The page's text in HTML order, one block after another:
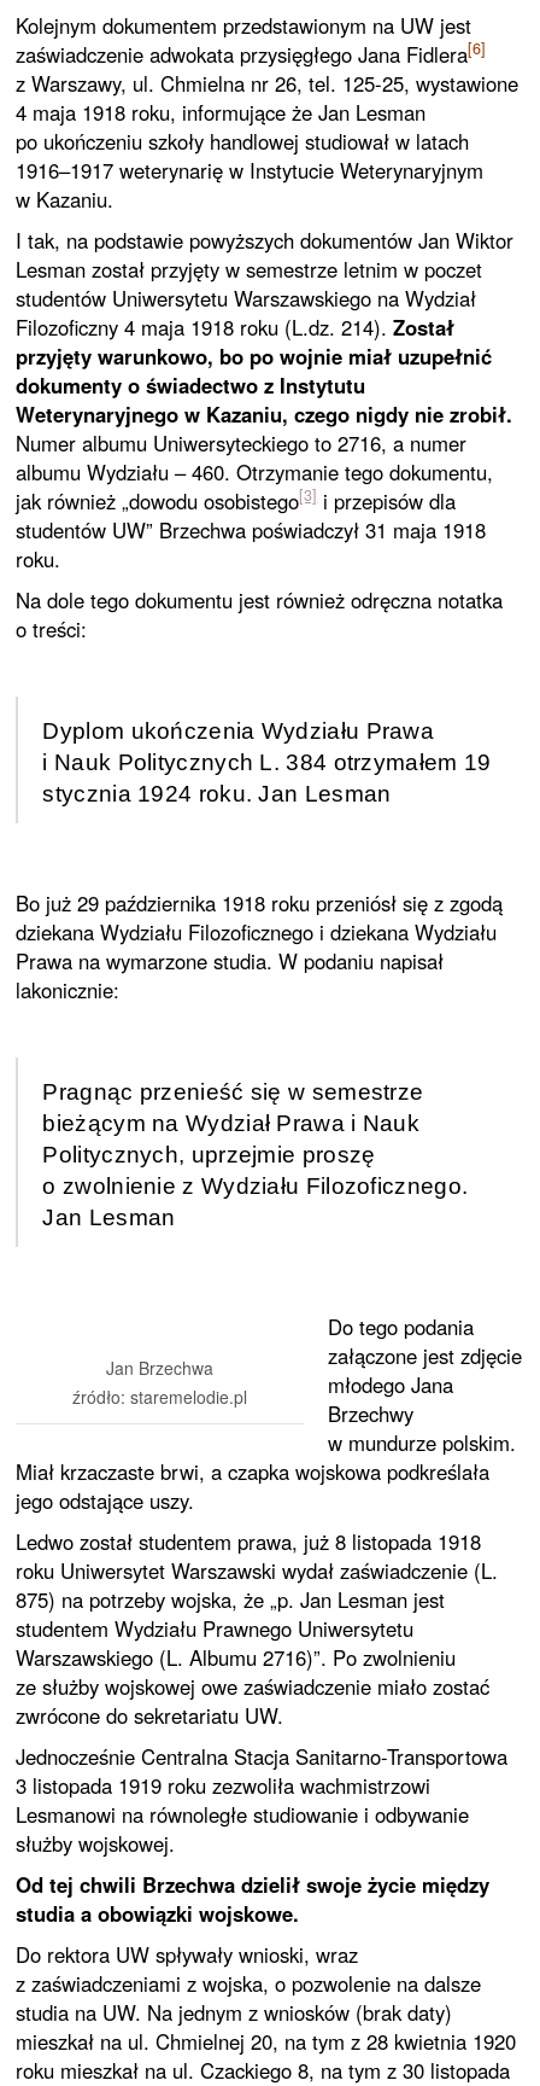
Kolejnym dokumentem przedstawionym na UW jest
zaświadczenie adwokata przysięgłego Jana Fidlera[6]
z Warszawy, ul. Chmielna nr 26, tel. 125-25, wystawione
4 maja 1918 roku, informujące że Jan Lesman
po ukończeniu szkoły handlowej studiował w latach
1916–1917 weterynarię w Instytucie Weterynaryjnym
w Kazaniu.
I tak, na podstawie powyższych dokumentów Jan Wiktor
Lesman został przyjęty w semestrze letnim w poczet
studentów Uniwersytetu Warszawskiego na Wydział
Filozoficzny 4 maja 1918 roku (L.dz. 214).Został
przyjęty warunkowo, bo po wojnie miał uzupełnić
dokumenty o świadectwo z Instytutu
Weterynaryjnego w Kazaniu, czego nigdy nie zrobił.
Numer albumu Uniwersyteckiego to 2716, a numer
albumu Wydziału – 460. Otrzymanie tego dokumentu,
jak również „dowodu osobistego[3]i przepisów dla
studentów UW” Brzechwa poświadczył 31 maja 1918
roku.
Na dole tego dokumentu jest również odręczna notatka
o treści:
Dyplom ukończenia Wydziału Prawa
i Nauk Politycznych L. 384 otrzymałem 19
stycznia 1924 roku. Jan Lesman
Bo już 29 października 1918 roku przeniósł się z zgodą
dziekana Wydziału Filozoficznego i dziekana Wydziału
Prawa na wymarzone studia. W podaniu napisał
lakonicznie:
Pragnąc przenieść się w semestrze
bieżącym na Wydział Prawa i Nauk
Politycznych, uprzejmie proszę
o zwolnienie z Wydziału Filozoficznego.
Jan Lesman
Jan Brzechwa
źródło: staremelodie.pl
Do tego podania
załączone jest zdjęcie
młodego Jana
Brzechwy
w mundurze polskim.
Miał krzaczaste brwi, a czapka wojskowa podkreślała
jego odstające uszy.
Ledwo został studentem prawa, już 8 listopada 1918
roku Uniwersytet Warszawski wydał zaświadczenie (L.
875) na potrzeby wojska, że „p. Jan Lesman jest
studentem Wydziału Prawnego Uniwersytetu
Warszawskiego (L. Albumu 2716)”. Po zwolnieniu
ze służby wojskowej owe zaświadczenie miało zostać
zwrócone do sekretariatu UW.
Jednocześnie Centralna Stacja Sanitarno-Transportowa
3 listopada 1919 roku zezwoliła wachmistrzowi
Lesmanowi na równoległe studiowanie i odbywanie
służby wojskowej.
Od tej chwili Brzechwa dzielił swoje życie między
studia a obowiązki wojskowe.
Do rektora UW spływały wnioski, wraz
z zaświadczeniami z wojska, o pozwolenie na dalsze
studia na UW. Na jednym z wniosków (brak daty)
mieszkał na ul. Chmielnej 20, na tym z 28 kwietnia 1920
roku mieszkał na ul. Czackiego 8, na tym z 30 listopada